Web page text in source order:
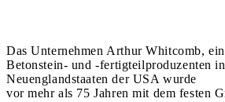
Das Unternehmen Arthur Whitcomb,
Betonstein- und -fertigteilproduzenten
Neuenglandstaaten der USA wurde
vor mehr als 75 Jahren mit dem festen